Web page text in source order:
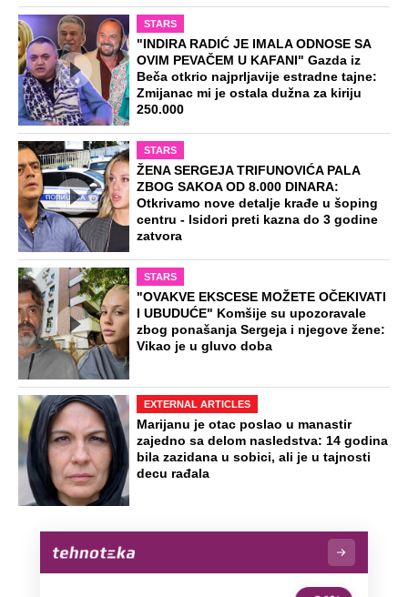
STARS
"INDIRA RADIĆ JE IMALA ODNOSE SA
OVIM PEVAČEM U KAFANI" Gazda iz
Beča otkrio najprljavije estradne tajne:
Zmijanac mi je ostala dužna za kiriju
250.000
STARS
ŽENA SERGEJA TRIFUNOVIĆA PALA
ZBOG SAKOA OD 8.000 DINARA:
Otkrivamo nove detalje krađe u šoping
centru - Isidori preti kazna do 3 godine
zatvora
STARS
"OVAKVE EKSCESE MOŽETE OČEKIVATI
I UBUDUĆE" Komšije su upozoravale
zbog ponašanja Sergeja i njegove žene:
Vikao je u gluvo doba
EXTERNAL ARTICLES
Marijanu je otac poslao u manastir
zajedno sa delom nasledstva: 14 godina
bila zazidana u sobici, ali je u tajnosti
decu rađala